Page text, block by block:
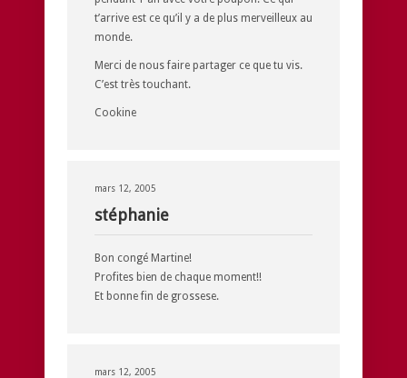
t’arrive est ce qu’il y a de plus merveilleux au
monde.
Merci de nous faire partager ce que tu vis.
C’est très touchant.
Cookine
mars 12, 2005
stéphanie
Bon congé Martine!
Profites bien de chaque moment!!
Et bonne fin de grossese.
mars 12, 2005